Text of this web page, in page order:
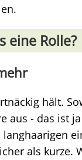
eine Rolle?
hält.
aus - das ist
als kurze.